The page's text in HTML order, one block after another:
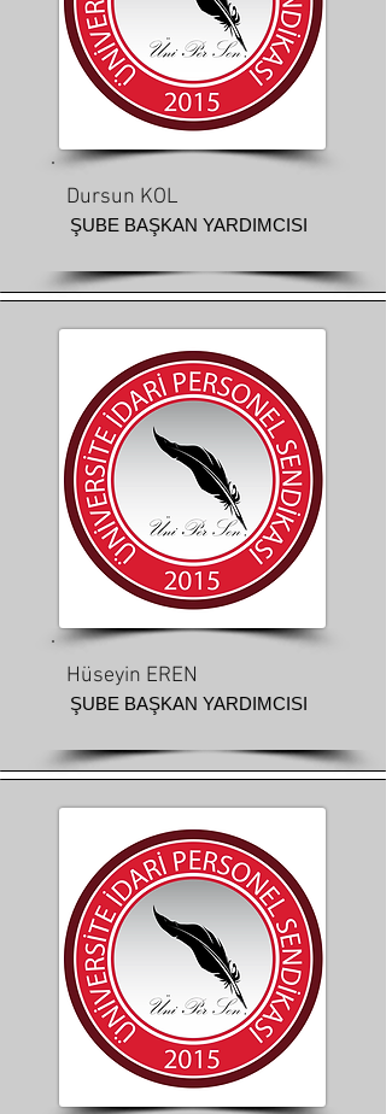
Dursun KOL
ŞUBE BAŞKAN YARDIMCISI
Hüseyin EREN
ŞUBE BAŞKAN YARDIMCISI